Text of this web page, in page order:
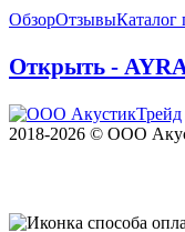
ОбзорОтзывыКаталог
Открыть -
2018-2026 © ООО